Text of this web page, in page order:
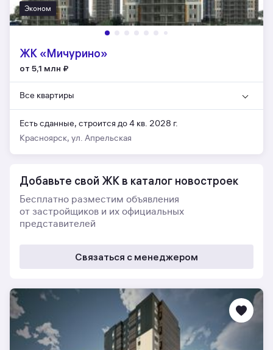
Эконом
ЖК «Мичурино»
от 5,1 млн ₽
Все квартиры
Есть сданные, строится до 4 кв. 2028 г.
Красноярск, ул. Апрельская
Добавьте свой ЖК в каталог новостроек
Бесплатно разместим объявления
от застройщиков и их официальных
представителей
Связаться с менеджером